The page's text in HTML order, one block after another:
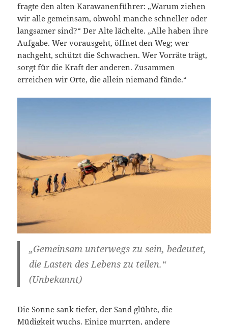
fragte den alten Karawanenführer: „Warum ziehen
wir alle gemeinsam, obwohl manche schneller oder
langsamer sind?“ Der Alte lächelte. „Alle haben ihre
Aufgabe. Wer vorausgeht, öffnet den Weg; wer
nachgeht, schützt die Schwachen. Wer Vorräte trägt,
sorgt für die Kraft der anderen. Zusammen
erreichen wir Orte, die allein niemand fände.“
„Gemeinsam unterwegs zu sein, bedeutet,
die Lasten des Lebens zu teilen.“
(Unbekannt)
Die Sonne sank tiefer, der Sand glühte, die
Müdigkeit wuchs. Einige murrten, andere